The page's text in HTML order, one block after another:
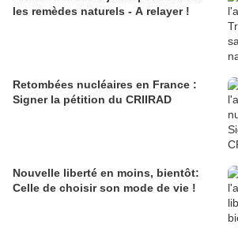
les remèdes naturels - A relayer !
Retombées nucléaires en France :
Signer la pétition du CRIIRAD
Nouvelle liberté en moins, bientôt:
Celle de choisir son mode de vie !